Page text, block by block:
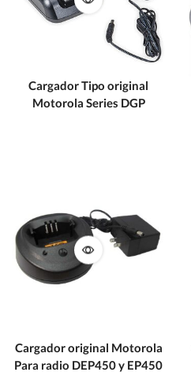
Cargador Tipo original
Motorola Series DGP
Cargador original Motorola
Para radio DEP450 y EP450